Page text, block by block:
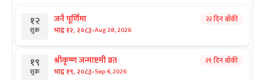
१२
शुक्र
जनै पूर्णिमा
भाद्र १२, २०८३-Aug 28, 2026
२२ दिन बाँकी
१९
शुक्र
श्रीकृष्ण जन्माष्टमी व्रत
भाद्र १९, २०८३-Sep 4, 2026
२९ दिन बाँकी